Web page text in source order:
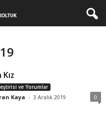
ve Yorumlar
Kaya - 3 Aralık 2019 0